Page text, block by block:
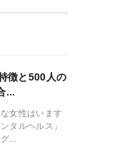
徴と500人の
...
女性はいます
タルヘルス」
...